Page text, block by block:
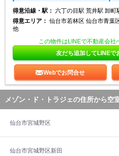
得意沿線・駅： 六丁の目駅 荒井駅 卸町
得意エリア： 仙台市若林区 仙台市青葉
他
この物件はLINEで不動産会社
友だち追加してLINEで
Webでお問合せ
メゾン・ド・トラジェの住所から空
仙台市宮城野区
仙台市宮城野区新田